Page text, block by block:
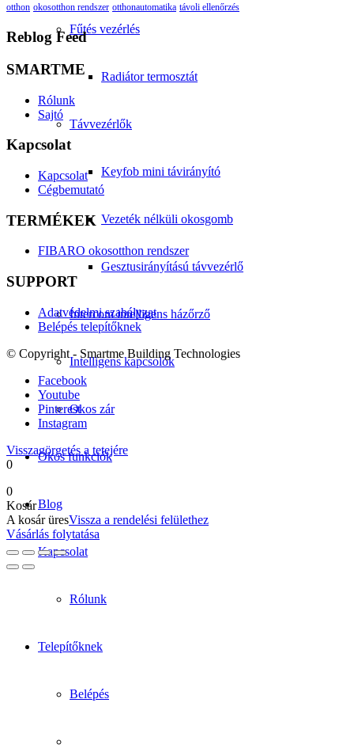
Fűtés vezérlés
Radiátor termosztát
Távvezérlők
Keyfob mini távirányító
Vezeték nélküli okosgomb
Gesztusirányítású távvezérlő
Intercom intelligens házőrző
Intelligens kapcsolók
Okos zár
Okos funkciók
Blog
Kapcsolat
Rólunk
Telepítőknek
Belépés
otthon okosotthon rendszer otthonautomatika távoli ellenőrzés
Reblog Feed
SMARTME
Rólunk
Sajtó
Kapcsolat
Kapcsolat
Cégbemutató
TERMÉKEK
FIBARO okosotthon rendszer
SUPPORT
Adatvédelmi szabályzat
Belépés telepítőknek
© Copyright - Smartme Building Technologies
Facebook
Youtube
Pinterest
Instagram
Visszagörgetés a tetejére
0
0
Kosár
A kosár üresVissza a rendelési felülethez
Vásárlás folytatása